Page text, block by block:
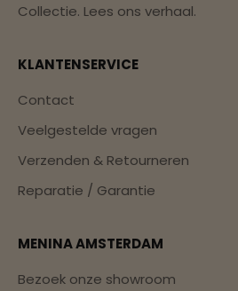
Collectie. Lees ons verhaal.
KLANTENSERVICE
Contact
Veelgestelde vragen
Verzenden & Retourneren
Reparatie / Garantie
MENINA AMSTERDAM
Bezoek onze showroom